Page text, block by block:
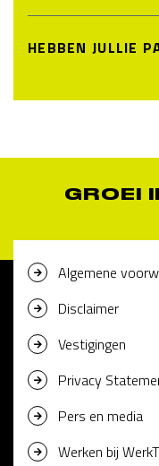
HEBBEN JULLIE
GROEI
Algemene
Disclaimer
Vestigingen
Privacy
Pers en media
Werken bij